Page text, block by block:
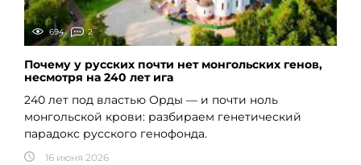
694 2
Почему у русских почти нет монгольских генов,
несмотря на 240 лет ига
240 лет под властью Орды — и почти ноль
монгольской крови: разбираем генетический
парадокс русского генофонда.
16 июня 2026